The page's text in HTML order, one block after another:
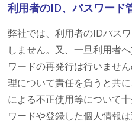
利用者のID、パスワード
弊社では、利用者のIDパス
しません。又、一旦利用者
ワードの再発行は行いませ
理について責任を負うと共
による不正使用等について
ワードや登録した個人情報